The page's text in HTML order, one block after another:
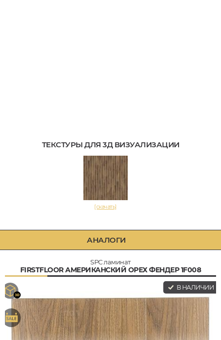
ТЕКСТУРЫ ДЛЯ 3Д ВИЗУАЛИЗАЦИИ
[скачать]
АНАЛОГИ
SPC ламинат
FIRSTFLOOR АМЕРИКАНСКИЙ ОРЕХ ФЕНДЕР 1F008
В НАЛИЧИИ